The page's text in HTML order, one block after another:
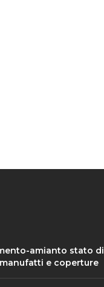
amianto stato di
e coperture